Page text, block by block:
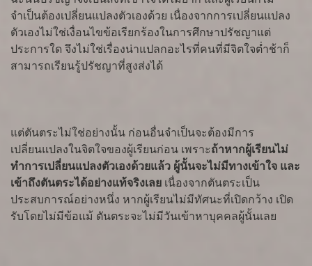
จำเป็นต้องเปลี่ยนแปลงตัวเองด้วย เนื่องจากการเปลี่ยนแปลง
ตัวเองไม่ใช่เงื่อนไขข้อเรียกร้องในการศึกษาปรัชญาแต่
ประการใด จึงไม่ใช่เรื่องน่าแปลกอะไรที่คนที่มีจิตใจต่ำช้าก็
สามารถเรียนรู้ปรัชญาที่สูงส่งได้
แต่ตันตระไม่ใช่อย่างนั้น ก่อนอื่นจำเป็นจะต้องมีการ
เปลี่ยนแปลงในจิตใจของผู้เรียนก่อน เพราะถ้าหากผู้เรียนไม่
ทำการเปลี่ยนแปลงตัวเองด้วยแล้ว ผู้นั้นจะไม่มีทางเข้าใจ และ
เข้าถึงตันตระได้อย่างแท้จริงเลย เนื่องจากตันตระเป็น
ประสบการณ์อย่างหนึ่ง หากผู้เรียนไม่มีทัศนะที่เปิดกว้าง เปิด
รับโดยไม่มีข้อแม้ ตันตระจะไม่มีวันเข้าหาบุคคลผู้นั้นเลย